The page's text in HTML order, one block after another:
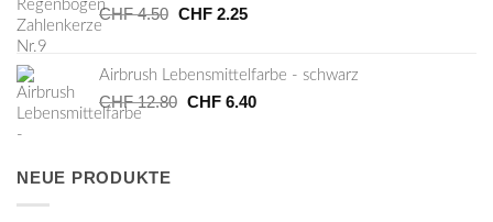
CHF4.50 Ursprünglicher
CHF 4.50
CHF2.25Aktueller
CHF 2.25.
Airbrush Lebensmittelfarbe - schwarz
CHF12.80 Ursprünglicher
CHF6.40Aktueller
NEUE PRODUKTE